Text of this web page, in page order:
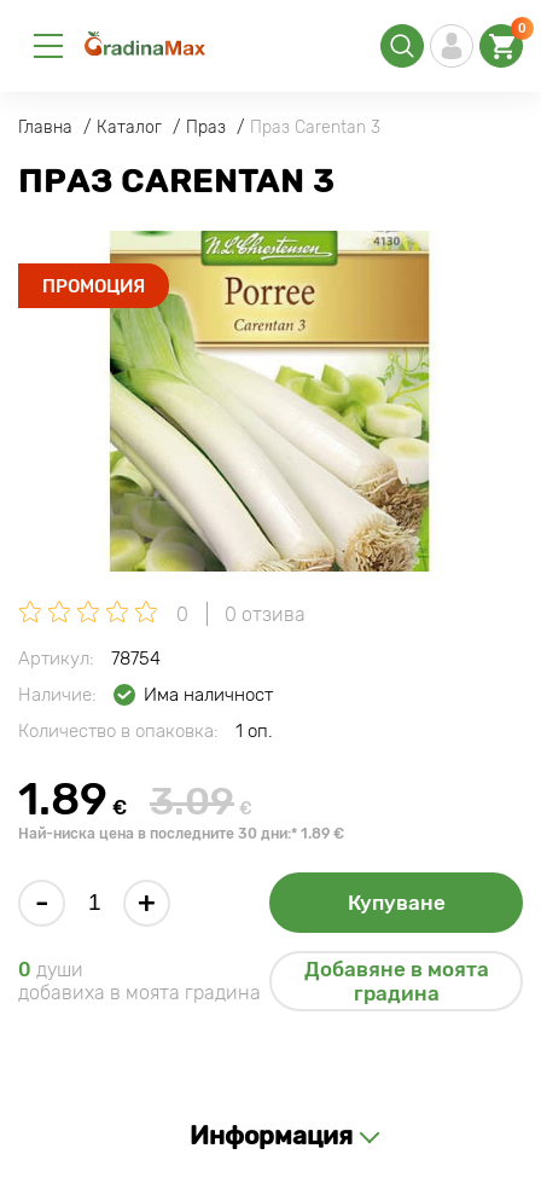
0
Главна Каталог Праз Праз Carentan 3
ПРАЗ CARENTAN 3
ПРОМОЦИЯ
0 0 отзива
Артикул:
78754
Наличие:
Има наличност
Количество в опаковка:
1 оп.
1.89 € 3.09 €
Най-ниска цена в последните 30 дни:* 1.89 €
- + Купуване
0 души
добавиха в моята градина
Добавяне в моята
градина
Информация